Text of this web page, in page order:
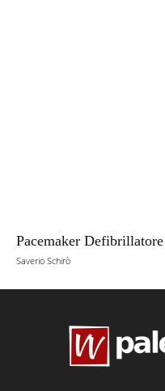
Pacemaker
Saverio Schirò